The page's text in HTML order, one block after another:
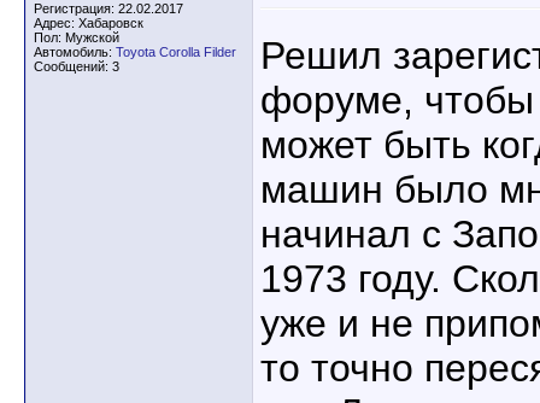
Регистрация: 22.02.2017
Адрес: Хабаровск
Пол: Мужской
Автомобиль: Toyota Corolla Filder
Сообщений: 3
Решил
форуме, чтобы
может быть
машин было
начинал с
1973 году.
уже и не
то точно